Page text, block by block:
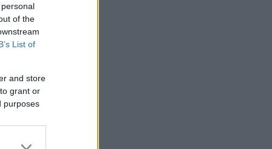
of the
List of
and store
grant or
purposes